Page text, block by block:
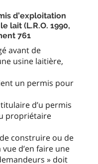
d’exploitation
lait (L.R.O. 1990,
761
avant de
usine laitière,
un permis pour
d’u permis
propriétaire
construire ou de
d’en faire une
» doit